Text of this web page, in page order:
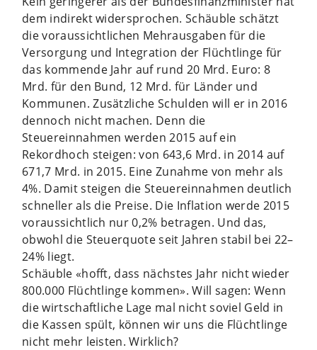
dem indirekt widersprochen. Schäuble schätzt
die voraussichtlichen Mehrausgaben für die
Versorgung und Integration der Flüchtlinge für
das kommende Jahr auf rund 20 Mrd. Euro: 8
Mrd. für den Bund, 12 Mrd. für Länder und
Kommunen. Zusätzliche Schulden will er in 2016
dennoch nicht machen. Denn die
Steuereinnahmen werden 2015 auf ein
Rekordhoch steigen: von 643,6 Mrd. in 2014 auf
671,7 Mrd. in 2015. Eine Zunahme von mehr als
4%. Damit steigen die Steuereinnahmen deutlich
schneller als die Preise. Die Inflation werde 2015
voraussichtlich nur 0,2% betragen. Und das,
obwohl die Steuerquote seit Jahren stabil bei 22–
24% liegt.
Schäuble «hofft, dass nächstes Jahr nicht wieder
800.000 Flüchtlinge kommen». Will sagen: Wenn
die wirtschaftliche Lage mal nicht soviel Geld in
die Kassen spült, können wir uns die Flüchtlinge
nicht mehr leisten. Wirklich?